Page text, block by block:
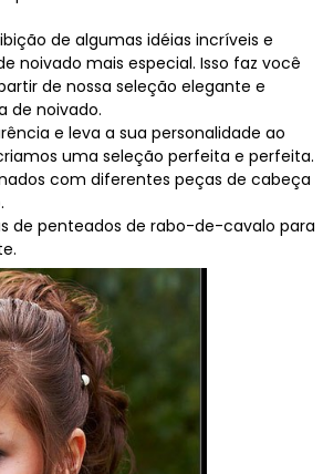
de algumas idéias incríveis e
noivado mais especial. Isso faz você
de nossa seleção elegante e
de noivado.
e leva a sua personalidade ao
uma seleção perfeita e perfeita.
com diferentes peças de cabeça
de penteados de rabo-de-cavalo para